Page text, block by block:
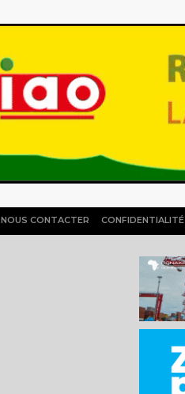
NOUS CONTACTER CONFIDENTIALITÉ